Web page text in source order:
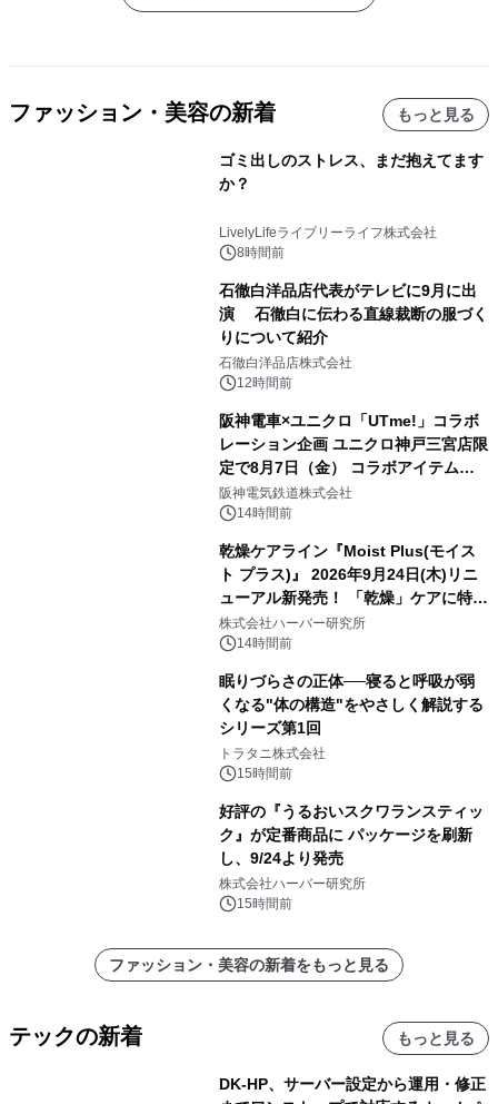
ファッション・美容の新着 もっと見る
ゴミ出しのストレス、まだ抱えてます
か？
LivelyLifeライブリーライフ株式会社
8時間前
石徹白洋品店代表がテレビに9月に出
演 石徹白に伝わる直線裁断の服づく
りについて紹介
石徹白洋品店株式会社
12時間前
阪神電車×ユニクロ「UTme!」コラボ
レーション企画 ユニクロ神戸三宮店限
定で8月7日（金） コラボアイテムが
発売決定！
阪神電気鉄道株式会社
14時間前
乾燥ケアライン『Moist Plus(モイス
ト プラス)』 2026年9月24日(木)リニ
ューアル新発売！ 「乾燥」ケアに特化
し、ライン使いで潤いに満ちた肌へ
株式会社ハーバー研究所
14時間前
眠りづらさの正体──寝ると呼吸が弱
くなる"体の構造"をやさしく解説する
シリーズ第1回
トラタニ株式会社
15時間前
好評の『うるおいスクワランスティッ
ク』が定番商品に パッケージを刷新
し、9/24より発売
株式会社ハーバー研究所
15時間前
ファッション・美容の新着をもっと見る
テックの新着 もっと見る
DK-HP、サーバー設定から運用・修正